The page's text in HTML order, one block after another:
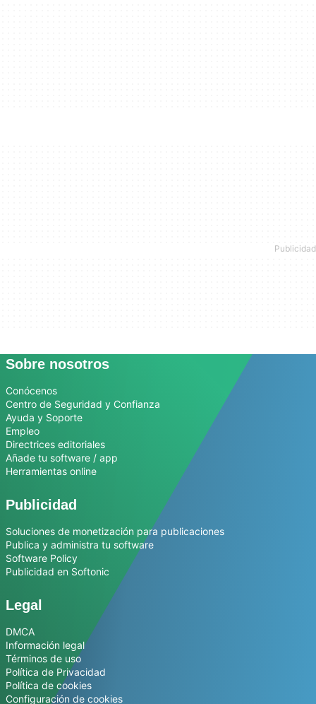
Sobre nosotros
Conócenos
Centro de Seguridad y Confianza
Ayuda y Soporte
Empleo
Directrices editoriales
Añade tu software / app
Herramientas online
Publicidad
Soluciones de monetización para publicaciones
Publica y administra tu software
Software Policy
Publicidad en Softonic
Legal
DMCA
Información legal
Términos de uso
Política de Privacidad
Política de cookies
Configuración de cookies